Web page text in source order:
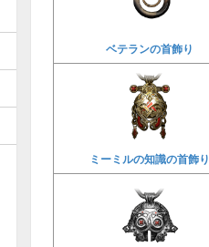
ベテランの首飾り
ミーミルの知識の首飾り